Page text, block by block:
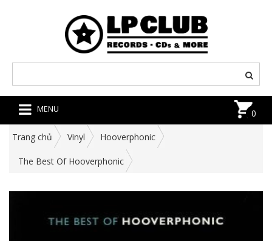
MENU 0
Trang chủ Vinyl Hooverphonic
The Best Of Hooverphonic